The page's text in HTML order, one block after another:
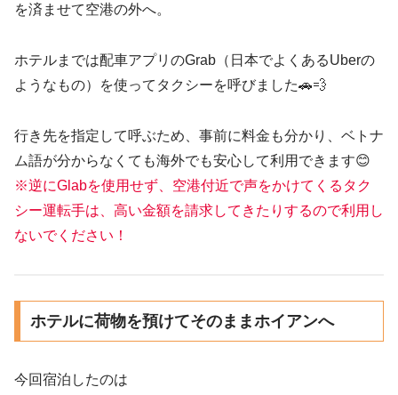
を済ませて空港の外へ。
ホテルまでは配車アプリのGrab（日本でよくあるUberの
ようなもの）を使ってタクシーを呼びました🚗💨
行き先を指定して呼ぶため、事前に料金も分かり、ベトナ
ム語が分からなくても海外でも安心して利用できます😊
※逆にGlabを使用せず、空港付近で声をかけてくるタク
シー運転手は、高い金額を請求してきたりするので利用し
ないでください！
ホテルに荷物を預けてそのままホイアンへ
今回宿泊したのは